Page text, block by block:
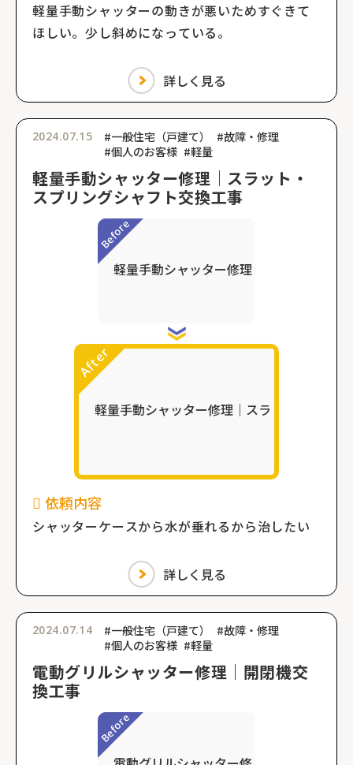
軽量手動シャッターの動きが悪いためすぐきて
ほしい。少し斜めになっている。
詳しく見る
2024.07.15 #一般住宅（戸建て）
#故障・修理
#個人のお客様 #軽量
軽量手動シャッター修理｜スラット・
スプリングシャフト交換工事
依頼内容
シャッターケースから水が垂れるから治したい
詳しく見る
2024.07.14 #一般住宅（戸建て）
#故障・修理
#個人のお客様 #軽量
電動グリルシャッター修理｜開閉機交
換工事